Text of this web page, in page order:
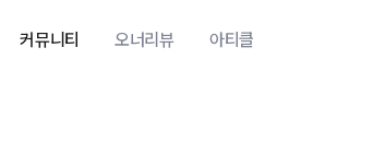
커뮤니티 오너리뷰 아티클